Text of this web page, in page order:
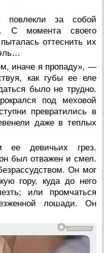
повлекли за собой
С момента своего
оттеснить их
иначе я пропаду», —
как губы ее еле
было не трудно.
под меховой
превратились в
даже в теплых
ее девичьих грез.
был отважен и смел.
Он мог
гору, куда до него
или промчаться
лошади. Он